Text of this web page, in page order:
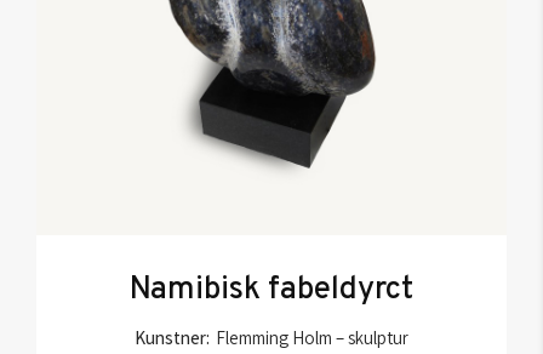
Namibisk fabeldyrct
Kunstner: Flemming Holm – skulptur